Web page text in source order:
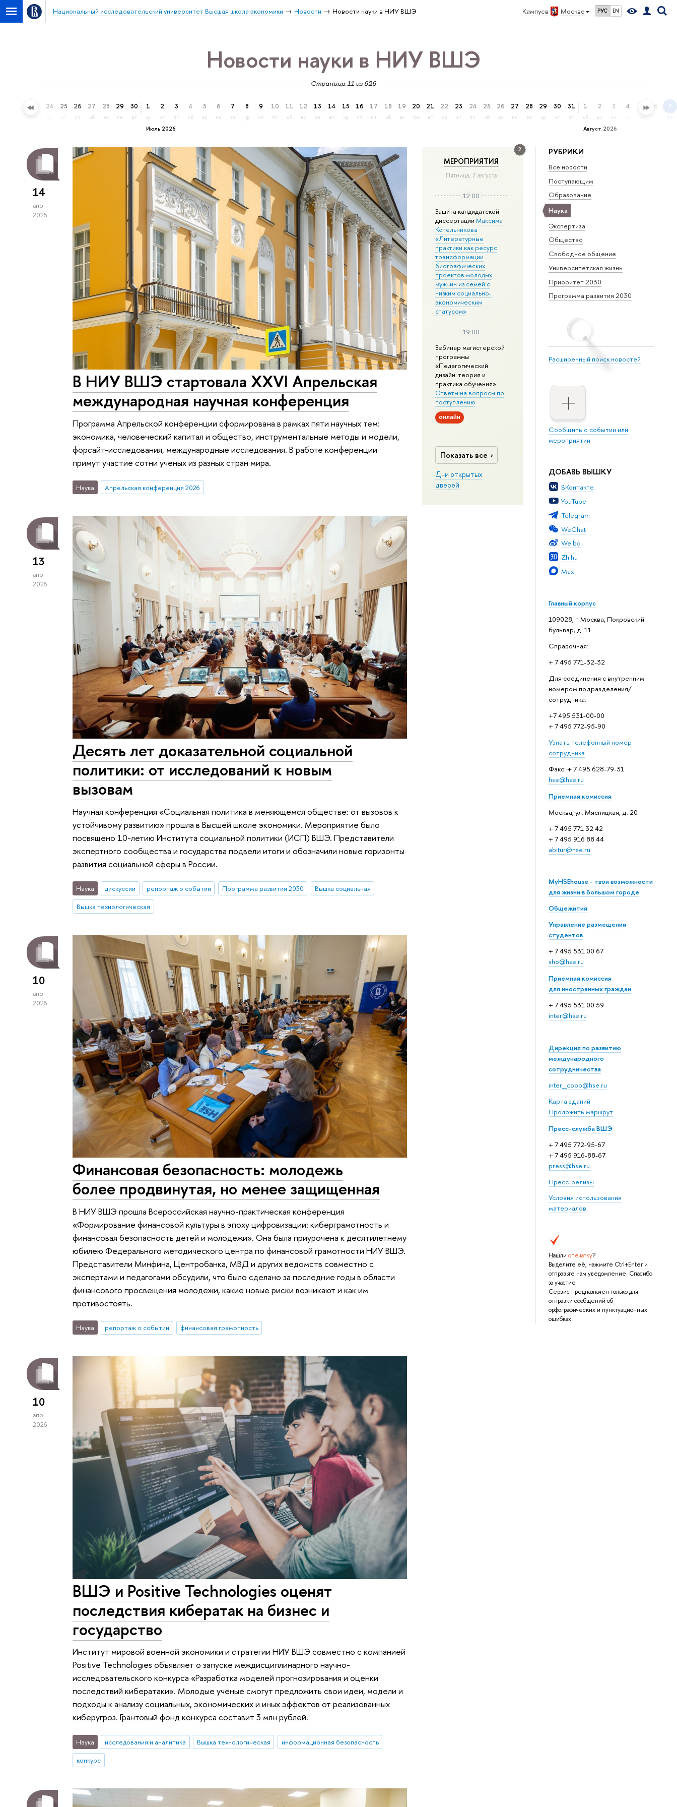
Кампус в Москве РУС EN
Национальный исследовательский университет Высшая школа экономики Новости Новости науки в НИУ ВШЭ
Новости науки в НИУ ВШЭ
Страница 11 из 626
23 24 25 26
пт
27
сб
28
вс
29
пн
30
вт
Июль 2026
1
ср
2
чт
3
пт
4
сб
5
вс
6
пн
7
вт
8
ср
9
чт
10
пт
11
сб
12
вс
13
пн
14
вт
15
ср
16
чт
17
пт
18
сб
19
вс
20
пн
21
вт
22
ср
23
чт
24
пт
25
сб
26
вс
27
пн
28
вт
29
ср
30
чт
31
пт
Август 2026
1
сб
2
вс
3 4 5 6 7
пт
РУБРИКИ
Все новости
Поступающим
Образование
Наука
Экспертиза
Общество
Свободное общение
Университетская жизнь
Приоритет 2030
Программа развития 2030
Расширенный поиск новостей
Сообщить о событии или
мероприятии
ДОБАВЬ ВЫШКУ
ВКонтакте
YouTube
Telegram
WeChat
Weibo
Zhihu
Max
Главный корпус
109028, г. Москва, Покровский
бульвар, д. 11
Справочная:
+ 7 495 771-32-32
Для соединения с внутренним
номером подразделения/
сотрудника:
+7 495 531-00-00
+ 7 495 772-95-90
Узнать телефонный номер
сотрудника
Факс: + 7 495 628-79-31
hse@hse.ru
Приемная комиссия
Москва, ул. Мясницкая, д. 20
+ 7 495 771 32 42
+ 7 495 916 88 44
abitur@hse.ru
MyHSEhouse - твои возможности
для жизни в большом городе
Общежития
Управление размещения
студентов
+ 7 495 531 00 67
sho@hse.ru
Приемная комиссия
для иностранных граждан
+ 7 495 531 00 59
inter@hse.ru
Дирекция по развитию
международного
сотрудничества
inter_coop@hse.ru
Карта зданий
Проложить маршрут
Пресс-служба ВШЭ
+ 7 495 772-95-67
+ 7 495 916-88-67
press@hse.ru
Пресс-релизы
Условия использования
материалов
Нашли опечатку?
Выделите её, нажмите Ctrl+Enter и
отправьте нам уведомление. Спасибо
за участие!
Сервис предназначен только для
отправки сообщений об
орфографических и пунктуационных
ошибках.
2
МЕРОПРИЯТИЯ
Пятница, 7 августа
12:00
Защита кандидатской
диссертации Максима
Котельникова
«Литературные
практики как ресурс
трансформации
биографических
проектов молодых
мужчин из семей с
низким социально-
экономическим
статусом»
19:00
Вебинар магистерской
программы
«Педагогический
дизайн: теория и
практика обучения»:
Ответы на вопросы по
поступлению
онлайн
Показать все
Дни открытых
дверей
14
апр
2026
В НИУ ВШЭ стартовала XXVI Апрельская
международная научная конференция
Программа Апрельской конференции сформирована в рамках пяти научных тем:
экономика, человеческий капитал и общество, инструментальные методы и модели,
форсайт-исследования, международные исследования. В работе конференции
примут участие сотни ученых из разных стран мира.
Наука Апрельская конференция 2026
13
апр
2026
Десять лет доказательной социальной
политики: от исследований к новым
вызовам
Научная конференция «Социальная политика в меняющемся обществе: от вызовов к
устойчивому развитию» прошла в Высшей школе экономики. Мероприятие было
посвящено 10-летию Института социальной политики (ИСП) ВШЭ. Представители
экспертного сообщества и государства подвели итоги и обозначили новые горизонты
развития социальной сферы в России.
Наука дискуссии репортаж о событии Программа развития 2030
Вышка социальная
Вышка технологическая
10
апр
2026
Финансовая безопасность: молодежь
более продвинутая, но менее защищенная
В НИУ ВШЭ прошла Всероссийская научно-практическая конференция
«Формирование финансовой культуры в эпоху цифровизации: киберграмотность и
финансовая безопасность детей и молодежи». Она была приурочена к десятилетнему
юбилею Федерального методического центра по финансовой грамотности НИУ ВШЭ.
Представители Минфина, Центробанка, МВД и других ведомств совместно с
экспертами и педагогами обсудили, что было сделано за последние годы в области
финансового просвещения молодежи, какие новые риски возникают и как им
противостоять.
Наука репортаж о событии финансовая грамотность
10
апр
2026
ВШЭ и Positive Technologies оценят
последствия кибератак на бизнес и
государство
Институт мировой военной экономики и стратегии НИУ ВШЭ совместно с компанией
Positive Technologies объявляет о запуске междисциплинарного научно-
исследовательского конкурса «Разработка моделей прогнозирования и оценки
последствий кибератаки». Молодые ученые смогут предложить свои идеи, модели и
подходы к анализу социальных, экономических и иных эффектов от реализованных
киберугроз. Грантовый фонд конкурса составит 3 млн рублей.
Наука исследования и аналитика Вышка технологическая
информационная безопасность
конкурс